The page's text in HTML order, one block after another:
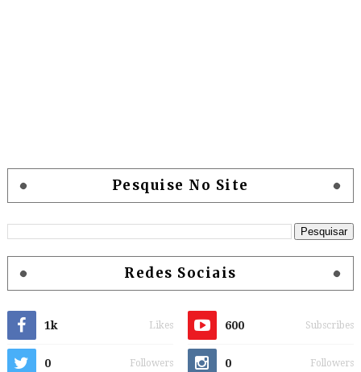
Pesquise No Site
Redes Sociais
1k Likes 600 Subscribes
0 Followers 0 Followers